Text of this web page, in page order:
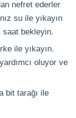
nefret ederler
su ile yıkayın
saat bekleyin.
ile yıkayın.
oluyor ve
bit tarağı ile